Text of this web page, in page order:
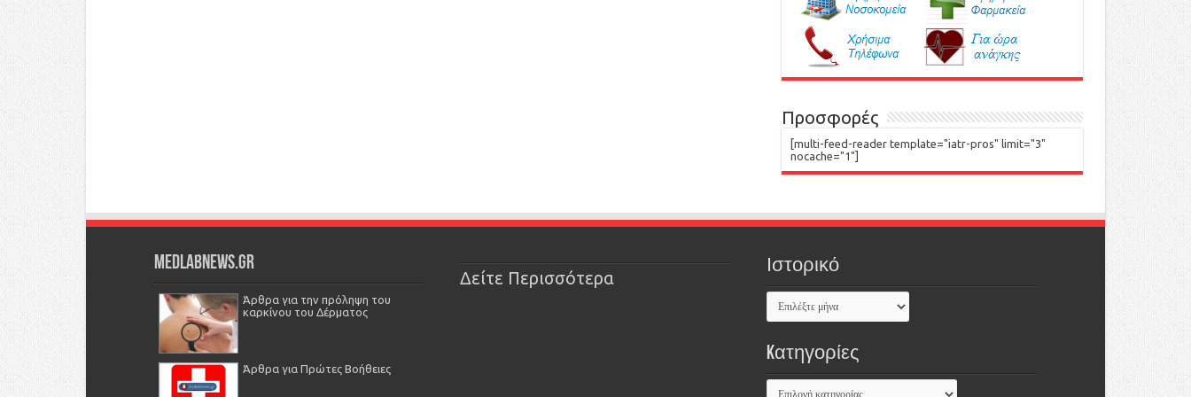
Προσφορές
[multi-feed-reader template="iatr-pros" limit="3"
nocache="1"]
Medlabnews.gr
Άρθρα για την πρόληψη του
καρκίνου του Δέρματος
Άρθρα για Πρώτες Βοήθειες
Δείτε Περισσότερα
Ιστορικό
Kατηγορίες